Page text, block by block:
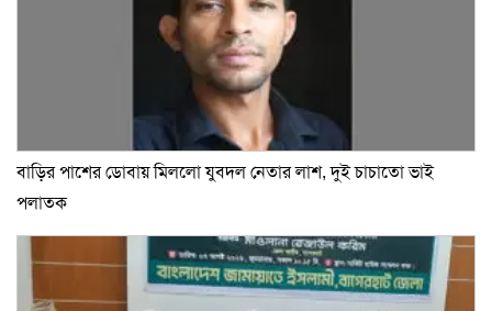
বাড়ির পাশের ডোবায় মিললো যুবদল নেতার লাশ, দুই চাচাতো ভাই
পলাতক